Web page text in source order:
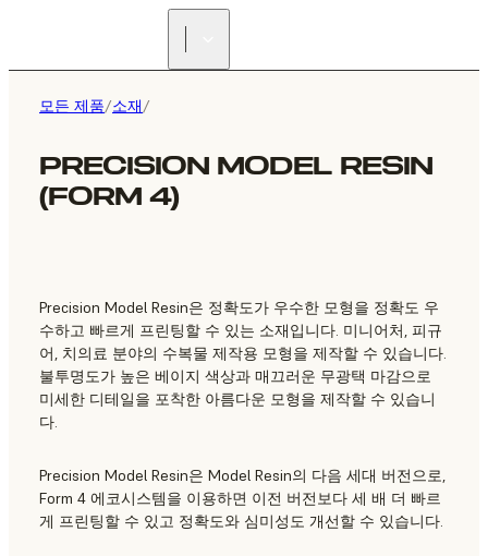
모든 제품/소재/
PRECISION MODEL RESIN
(FORM 4)
Precision Model Resin은 정확도가 우수한 모형을 정확도 우
수하고 빠르게 프린팅할 수 있는 소재입니다. 미니어처, 피규
어, 치의료 분야의 수복물 제작용 모형을 제작할 수 있습니다.
불투명도가 높은 베이지 색상과 매끄러운 무광택 마감으로
미세한 디테일을 포착한 아름다운 모형을 제작할 수 있습니
다.
Precision Model Resin은 Model Resin의 다음 세대 버전으로,
Form 4 에코시스템을 이용하면 이전 버전보다 세 배 더 빠르
게 프린팅할 수 있고 정확도와 심미성도 개선할 수 있습니다.